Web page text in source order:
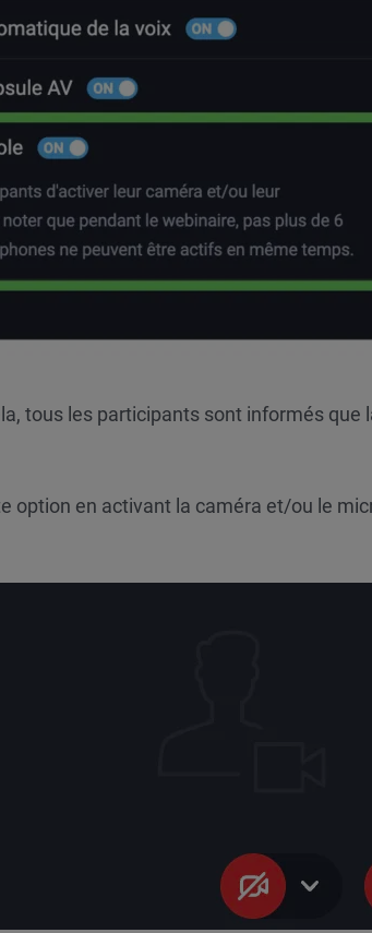
tous les participants sont informés
option en activant la caméra et/ou le